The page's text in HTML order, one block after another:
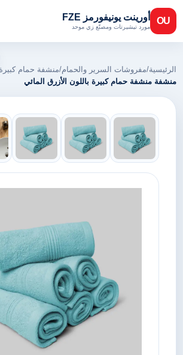
OU أورينت يونيفورمز FZE
مورد تيشيرتات ومصنّع زي موحد
الرئيسية/مفروشات السرير والحمام/منشفة حمام كبيرة
منشفة منشفة حمام كبيرة باللون الأزرق المائي